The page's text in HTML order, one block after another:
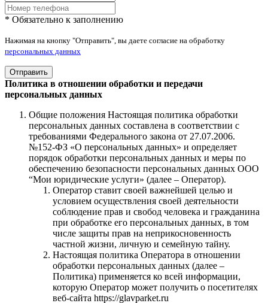
* Обязательно к заполнению
Нажимая на кнопку "Отправить", вы даете согласие на обработку
персональных данных
Отправить
Политика в отношении обработки и передачи
персональных данных
Общие положения Настоящая политика обработки
персональных данных составлена в соответствии с
требованиями Федерального закона от 27.07.2006.
№152-ФЗ «О персональных данных» и определяет
порядок обработки персональных данных и меры по
обеспечению безопасности персональных данных ООО
“Мои юридические услуги» (далее – Оператор).
Оператор ставит своей важнейшей целью и
условием осуществления своей деятельности
соблюдение прав и свобод человека и гражданина
при обработке его персональных данных, в том
числе защиты прав на неприкосновенность
частной жизни, личную и семейную тайну.
Настоящая политика Оператора в отношении
обработки персональных данных (далее –
Политика) применяется ко всей информации,
которую Оператор может получить о посетителях
веб-сайта https://glavparket.ru